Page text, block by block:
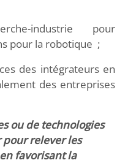
industrie pour
pour la robotique ;
des intégrateurs en
des entreprises
ou de technologies
relever les
favorisant la